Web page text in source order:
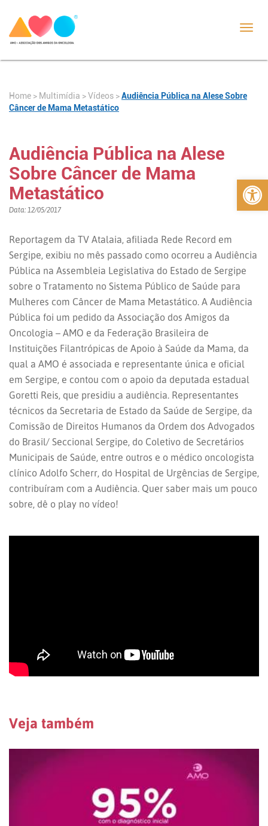
Abrir
Home > Multimídia >Vídeos >Audiência Pública na Alese Sobre
Câncer de Mama Metastático
Audiência Pública na Alese
Sobre Câncer de Mama
Metastático
Data: 12/05/2017
Reportagem da TV Atalaia, afiliada Rede Record em
Sergipe, exibiu no mês passado como ocorreu a Audiência
Pública na Assembleia Legislativa do Estado de Sergipe
sobre o Tratamento no Sistema Público de Saúde para
Mulheres com Câncer de Mama Metastático. A Audiência
Pública foi um pedido da Associação dos Amigos da
Oncologia – AMO e da Federação Brasileira de
Instituições Filantrópicas de Apoio à Saúde da Mama, da
qual a AMO é associada e representante única e oficial
em Sergipe, e contou com o apoio da deputada estadual
Goretti Reis, que presidiu a audiência. Representantes
técnicos da Secretaria de Estado da Saúde de Sergipe, da
Comissão de Direitos Humanos da Ordem dos Advogados
do Brasil/ Seccional Sergipe, do Coletivo de Secretários
Municipais de Saúde, entre outros e o médico oncologista
clínico Adolfo Scherr, do Hospital de Urgências de Sergipe,
contribuíram com a Audiência. Quer saber mais um pouco
sobre, dê o play no vídeo!
Veja também